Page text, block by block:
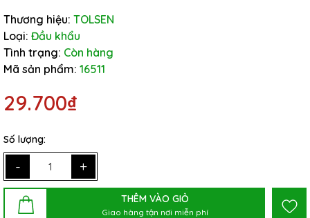
Thương hiệu: TOLSEN
Loại: Đầu khẩu
Tình trạng: Còn hàng
Mã sản phẩm: 16511
29.700₫
Số lượng:
- +
THÊM VÀO GIỎ
Giao hàng tận nơi miễn phí